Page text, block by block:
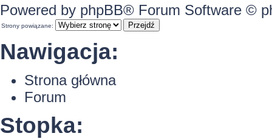
Powered by phpBB® Forum Software ©
Strony powiązane:
Nawigacja:
Strona główna
Forum
Stopka: